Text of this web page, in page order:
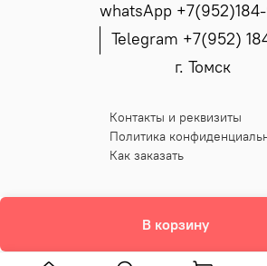
В корзину
whatsApp
Telegram +7(952)
г. Томск
Контакты и реквизиты
Политика
Как заказать